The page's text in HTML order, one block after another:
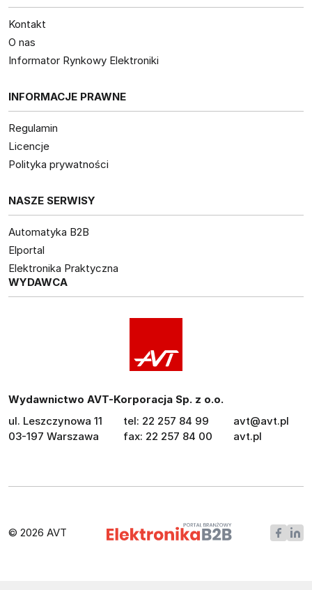
Kontakt
O nas
Informator Rynkowy Elektroniki
INFORMACJE PRAWNE
Regulamin
Licencje
Polityka prywatności
NASZE SERWISY
Automatyka B2B
Elportal
Elektronika Praktyczna
WYDAWCA
Wydawnictwo AVT-Korporacja Sp. z o.o.
ul. Leszczynowa 11
03-197 Warszawa
tel: 22 257 84 99
fax: 22 257 84 00
avt@avt.pl
avt.pl
© 2026 AVT